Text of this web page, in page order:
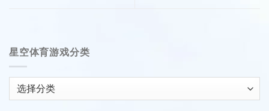
星空体育游戏分类